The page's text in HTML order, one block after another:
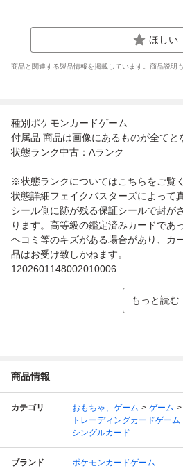
ほしい
商品と関連する製品情報を掲載しています。商品説明
種別ポケモンカードゲーム
付属品 商品は画像にあるものが全てと
状態ランク中古：Aランク
※状態ランクについてはこちらをご覧
状態詳細フェイクバスターズによって
シール側に跡が残る保証シールで封が
ります。高等級の鑑定済みカードであ
ヘコミ等のキズがある場合があり、カ
品はお受け致しかねます。
1202601148002010006...
もっと読む
商品情報
カテゴリ おもちゃ、ゲーム
ゲーム
トレーディングカードゲーム
シングルカード
ブランド ポケモンカードゲーム